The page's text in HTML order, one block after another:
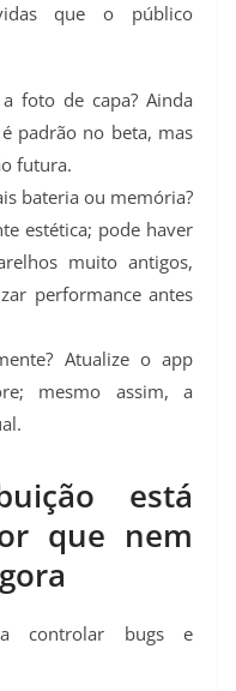
que o público
foto de capa? Ainda
padrão no beta, mas
futura.
bateria ou memória?
estética; pode haver
muito antigos,
performance antes
Atualize o app
mesmo assim, a
está
que nem
controlar bugs e